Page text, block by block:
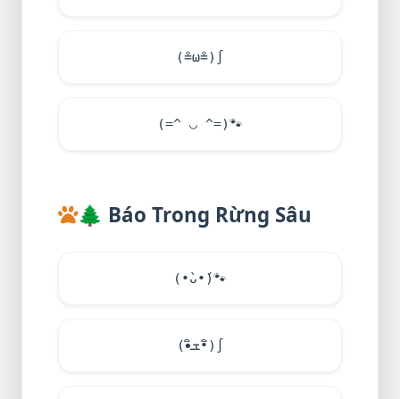
(≗ω≗)∫
(=^ ◡ ^=)🐾
🌲 Báo Trong Rừng Sâu
(•̀ᴗ•́)🐾
(•ิܫ•ิ)∫